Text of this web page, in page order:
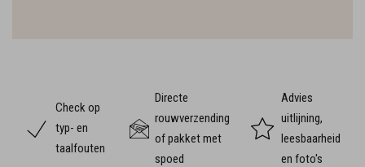
Check op
typ- en
taalfouten
Directe
rouwverzending
of pakket met
spoed
Advies
uitlijning,
leesbaarheid
en foto's